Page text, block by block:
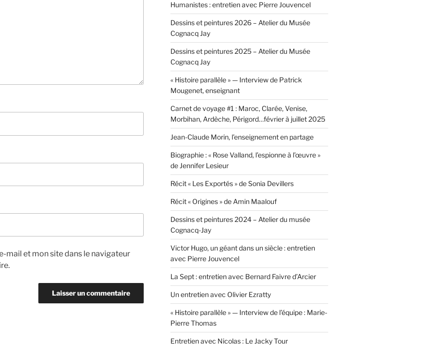
mail et mon site dans le navigateur
Humanistes : entretien avec Pierre Jouvencel
Dessins et peintures 2026 – Atelier du Musée
Cognacq Jay
Dessins et peintures 2025 – Atelier du Musée
Cognacq Jay
« Histoire parallèle » — Interview de Patrick
Mougenet, enseignant
Carnet de voyage #1 : Maroc, Clarée, Venise,
Morbihan, Ardèche, Périgord…février à juillet 2025
Jean-Claude Morin, l’enseignement en partage
Biographie : « Rose Valland, l’espionne à l’œuvre »
de Jennifer Lesieur
Récit « Les Exportés » de Sonia Devillers
Récit « Origines » de Amin Maalouf
Dessins et peintures 2024 – Atelier du musée
Cognacq-Jay
Victor Hugo, un géant dans un siècle : entretien
avec Pierre Jouvencel
La Sept : entretien avec Bernard Faivre d’Arcier
Un entretien avec Olivier Ezratty
« Histoire parallèle » — Interview de l’équipe : Marie-
Pierre Thomas
Entretien avec Nicolas : Le Jacky Tour